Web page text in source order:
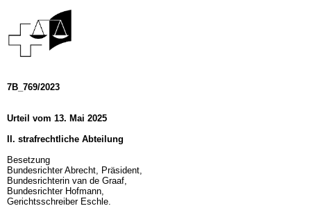
7B_769/2023
Urteil vom 13. Mai 2025
II. strafrechtliche Abteilung
Besetzung
Bundesrichter Abrecht, Präsident,
Bundesrichterin van de Graaf,
Bundesrichter Hofmann,
Gerichtsschreiber Eschle.